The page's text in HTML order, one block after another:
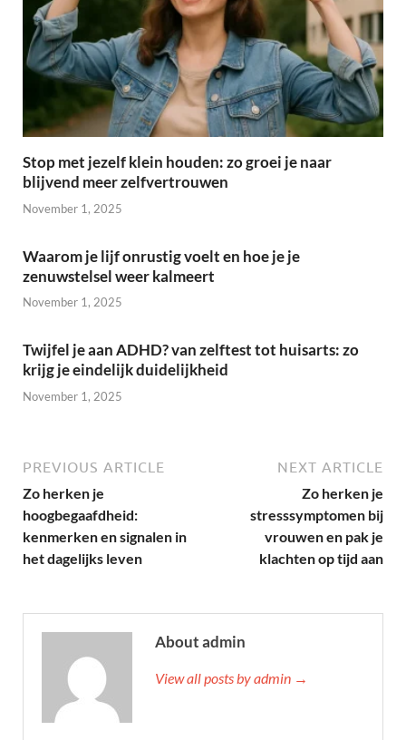
Stop met jezelf klein houden: zo groei je naar
blijvend meer zelfvertrouwen
November 1, 2025
Waarom je lijf onrustig voelt en hoe je je
zenuwstelsel weer kalmeert
November 1, 2025
Twijfel je aan ADHD? van zelftest tot huisarts: zo
krijg je eindelijk duidelijkheid
November 1, 2025
PREVIOUS ARTICLE
Zo herken je
hoogbegaafdheid:
kenmerken en signalen in
het dagelijks leven
NEXT ARTICLE
Zo herken je
stresssymptomen bij
vrouwen en pak je
klachten op tijd aan
About admin
View all posts by admin →